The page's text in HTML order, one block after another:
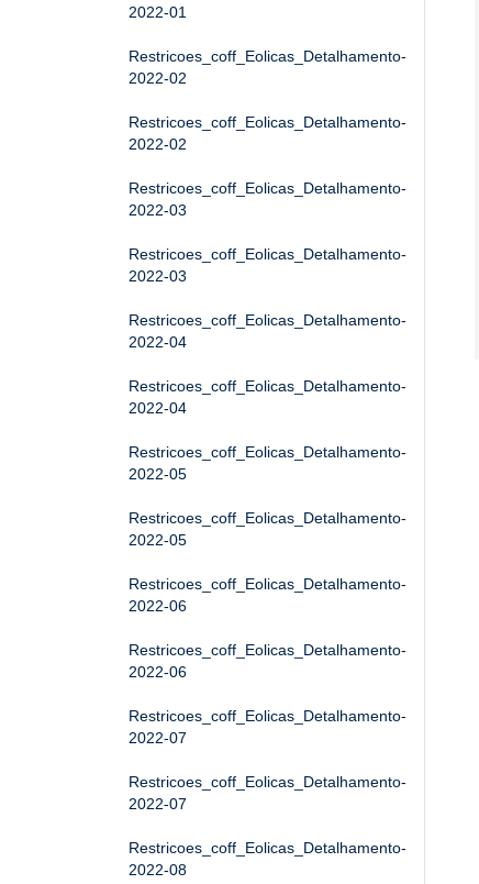
2022-01
Restricoes_coff_Eolicas_Detalhamento-
2022-02
Restricoes_coff_Eolicas_Detalhamento-
2022-02
Restricoes_coff_Eolicas_Detalhamento-
2022-03
Restricoes_coff_Eolicas_Detalhamento-
2022-03
Restricoes_coff_Eolicas_Detalhamento-
2022-04
Restricoes_coff_Eolicas_Detalhamento-
2022-04
Restricoes_coff_Eolicas_Detalhamento-
2022-05
Restricoes_coff_Eolicas_Detalhamento-
2022-05
Restricoes_coff_Eolicas_Detalhamento-
2022-06
Restricoes_coff_Eolicas_Detalhamento-
2022-06
Restricoes_coff_Eolicas_Detalhamento-
2022-07
Restricoes_coff_Eolicas_Detalhamento-
2022-07
Restricoes_coff_Eolicas_Detalhamento-
2022-08